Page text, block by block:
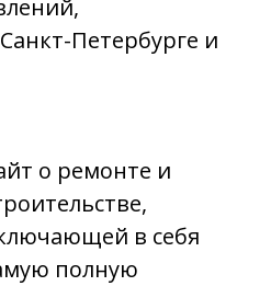
Петербурге и
о ремонте и
в себя
полную